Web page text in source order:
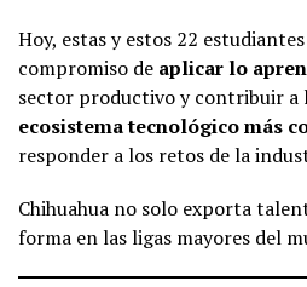
Hoy, estas y estos 22
compromiso de aplicar lo
sector productivo y contribuir a
ecosistema tecnológico más
responder a los retos de la
Chihuahua no solo exporta
forma en las ligas mayores del